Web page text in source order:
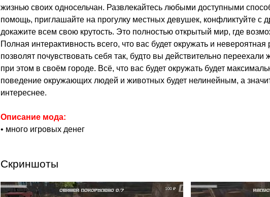
жизнью своих односельчан. Развлекайтесь любыми доступными
помощь, приглашайте на прогулку местных девушек, конфликтуйте с
докажите всем свою крутость. Это полностью открытый мир, где
Полная интерактивность всего, что вас будет окружать и невероятная
позволят почувствовать себя так, будто вы действительно
при этом в своём городе. Всё, что вас будет окружать будет
поведение окружающих людей и животных будет нелинейным, а
интереснее.
Описание мода:
• много игровых денег
Скриншоты